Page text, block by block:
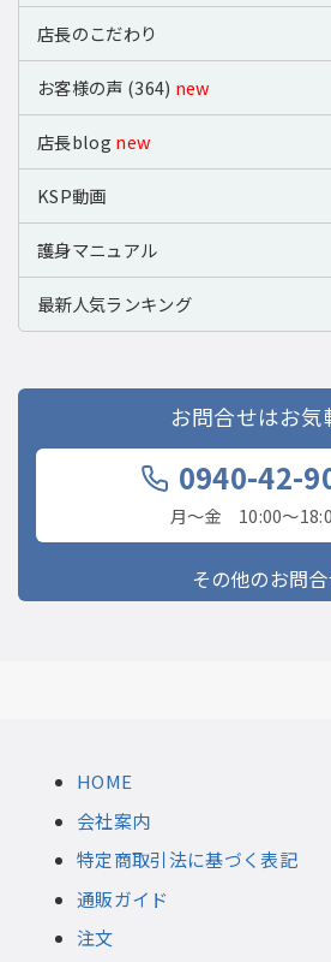
店長のこだわり
お客様の声 (364) new
店長blog new
KSP動画
護身マニュアル
最新人気ランキング
お問合せはお気
0940-42-
月〜金 10:00〜
その他のお問
HOME
会社案内
特定商取引法に基づく表記
通販ガイド
注文